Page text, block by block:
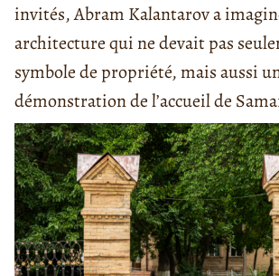
invités, Abram Kalantarov a
architecture qui ne devait pas
symbole de propriété, mais aussi
démonstration de l’accueil de